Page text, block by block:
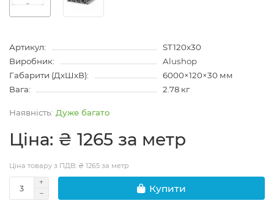
Артикул:
ST120x30
Виробник:
Alushop
Габарити (ДхШхВ):
6000×120×30 мм
Вага:
2.78 кг
Дуже багато
Цiна: ₴ 1265 за метр
Ціна товару з ПДВ: ₴ 1265 за метр
Купити